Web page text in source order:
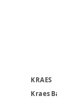
KRAES